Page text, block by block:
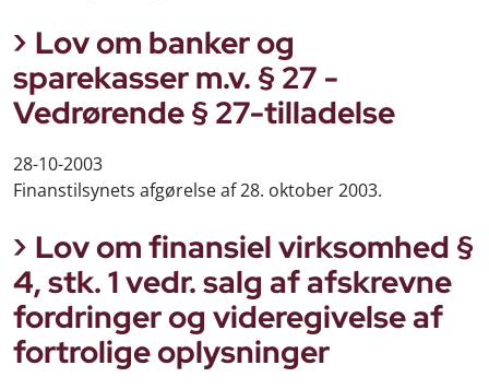
Lov om banker og
sparekasser m.v. § 27 -
Vedrørende § 27-tilladelse
28-10-2003
Finanstilsynets afgørelse af 28. oktober 2003.
Lov om finansiel virksomhed §
4, stk. 1 vedr. salg af afskrevne
fordringer og videregivelse af
fortrolige oplysninger